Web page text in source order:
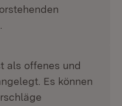
als offenes und
Es können